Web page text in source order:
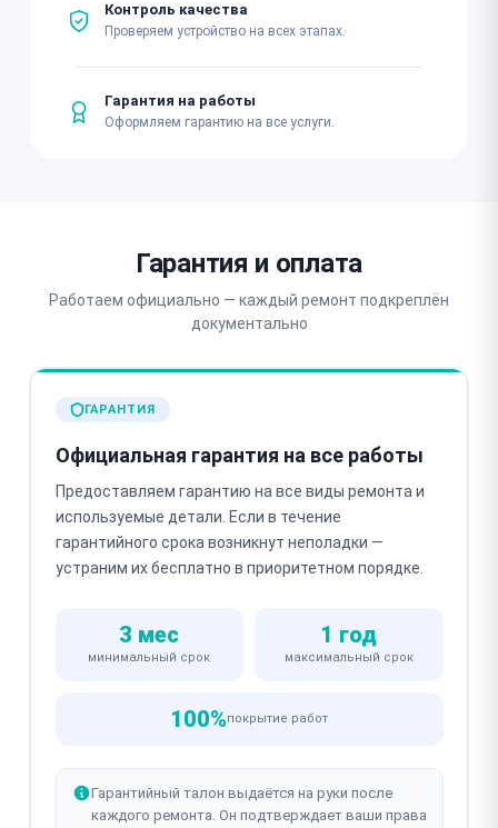
Контроль качества
Проверяем устройство на всех этапах.
Гарантия на работы
Оформляем гарантию на все услуги.
Гарантия и оплата
Работаем официально — каждый ремонт подкреплён
документально
ГАРАНТИЯ
Официальная гарантия на все работы
Предоставляем гарантию на все виды ремонта и
используемые детали. Если в течение
гарантийного срока возникнут неполадки —
устраним их бесплатно в приоритетном порядке.
3 мес
минимальный срок
1 год
максимальный срок
100%покрытие работ
Гарантийный талон выдаётся на руки после
каждого ремонта. Он подтверждает ваши права